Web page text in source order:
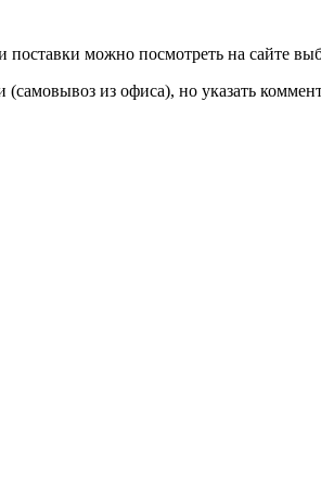
поставки можно посмотреть на сайте
(самовывоз из офиса), но указать